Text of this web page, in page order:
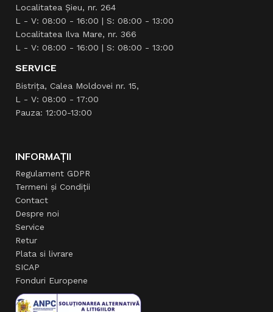
Localitatea Şieu, nr. 264
L - V: 08:00 - 16:00 | S: 08:00 - 13:00
Localitatea Ilva Mare, nr. 366
L - V: 08:00 - 16:00 | S: 08:00 - 13:00
SERVICE
Bistrița, Calea Moldovei nr. 15,
L - V: 08:00 - 17:00
Pauza: 12:00-13:00
INFORMAȚII
Regulament GDPR
Termeni și Condiții
Contact
Despre noi
Service
Retur
Plata si livrare
SICAP
Fonduri Europene